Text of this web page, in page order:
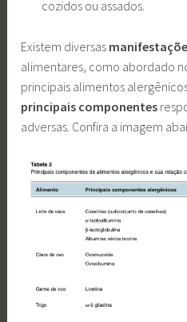
cozidos ou assados.
Existem diversas
alimentares, como abordado
principais alimentos
principais componentes
adversas. Confira a imagem